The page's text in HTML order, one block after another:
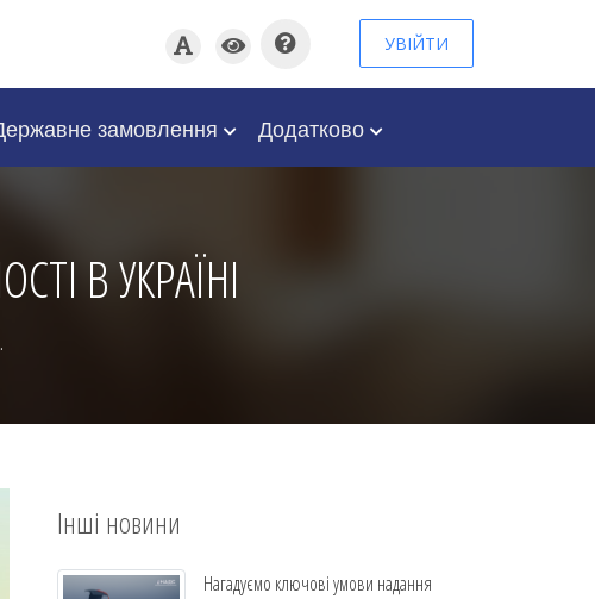
УВІЙТИ
замовлення Додатково
В УКРАЇНІ
Україні
Інші новини
Нагадуємо ключові умови надання